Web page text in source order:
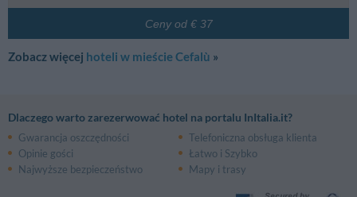
Ceny od € 37
Zobacz więcej hoteli w mieście Cefalù »
Dlaczego warto zarezerwować hotel na portalu InItalia.it?
Gwarancja oszczędności
Telefoniczna obsługa klienta
Opinie gości
Łatwo i Szybko
Najwyższe bezpieczeństwo
Mapy i trasy